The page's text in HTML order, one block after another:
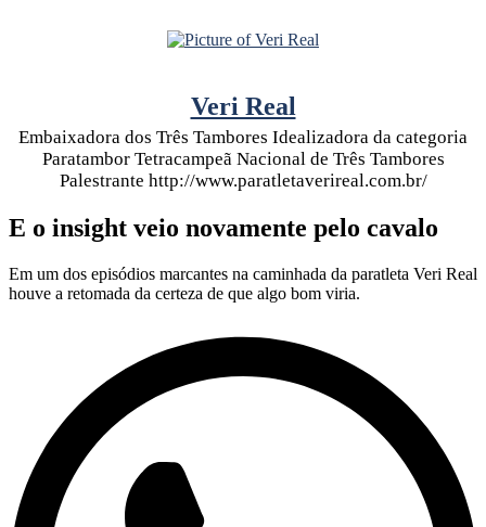
Veri Real
Embaixadora dos Três Tambores Idealizadora da categoria
Paratambor Tetracampeã Nacional de Três Tambores
Palestrante http://www.paratletaverireal.com.br/
E o insight veio novamente pelo cavalo
Em um dos episódios marcantes na caminhada da paratleta Veri Real
houve a retomada da certeza de que algo bom viria.